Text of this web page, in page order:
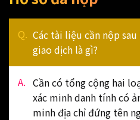
Các tài liệu cần nộp
giao dịch là gì?
Cần có tổng cộng hai
xác minh danh tính có
minh địa chỉ đứng tên